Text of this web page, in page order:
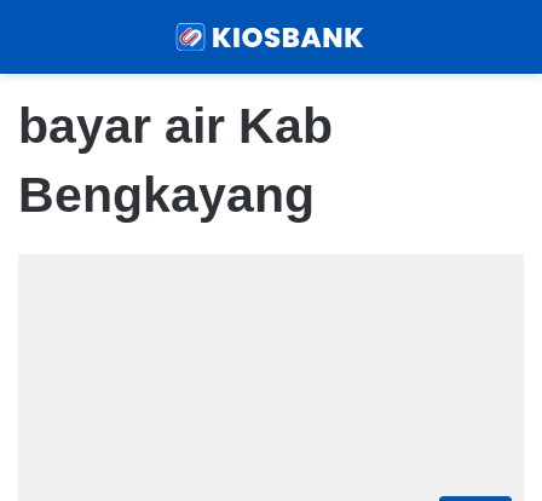
bayar air Kab
Bengkayang